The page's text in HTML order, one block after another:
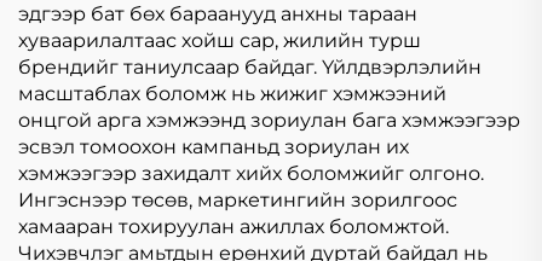
эдгээр бат бөх бараанууд анхны тараан
хуваарилалтаас хойш сар, жилийн турш
брендийг таниулсаар байдаг. Үйлдвэрлэлийн
масштаблах боломж нь жижиг хэмжээний
онцгой арга хэмжээнд зориулан бага хэмжээгээр
эсвэл томоохон кампаньд зориулан их
хэмжээгээр захидалт хийх боломжийг олгоно.
Ингэснээр төсөв, маркетингийн зорилгоос
хамааран тохируулан ажиллах боломжтой.
Чихэвчлэг амьтдын ерөнхий дуртай байдал нь